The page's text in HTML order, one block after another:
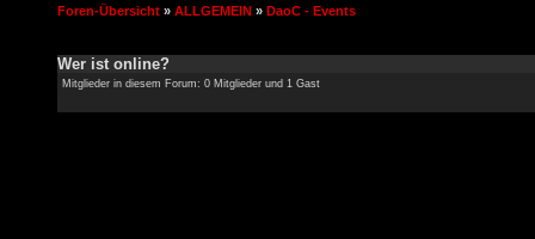
Foren-Übersicht » ALLGEMEIN » DaoC - Events
Wer ist online?
Mitglieder in diesem Forum: 0 Mitglieder und 1 Gast